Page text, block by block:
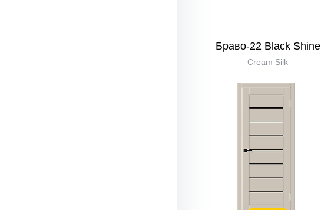
Браво-22 Black Shine
Cream Silk